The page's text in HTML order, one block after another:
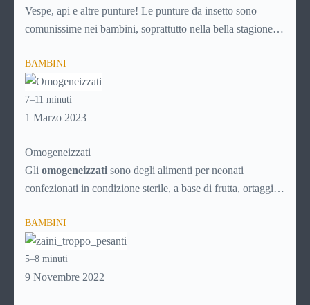
Vespe, api e altre punture! Le punture da insetto sono
comunissime nei bambini, soprattutto nella bella stagione
all’aria aperta. Ad ogni puntura, però, c’è il suo rimedio.
Scopricome comportarti in caso di puntura di insetto
continuando a leggere questa guida!
BAMBINI
7–11 minuti
1 Marzo 2023
Omogeneizzati
Gli omogeneizzati sono degli alimenti per neonati
confezionati in condizione sterile, a base di frutta, ortaggi o
sottoponendo le sostanze scelte ad una sofisticata procedura
di omogeneizzazione che li renda digeribili dal delicato
stomaco dei bambini molto piccoli, non oltre i dieci mesi di
età. Dato che si intuisce come sia importante per le mamme
BAMBINI
5–8 minuti
9 Novembre 2022